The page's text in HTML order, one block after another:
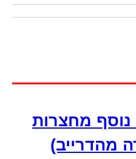
מחצרות
מהדרייב)